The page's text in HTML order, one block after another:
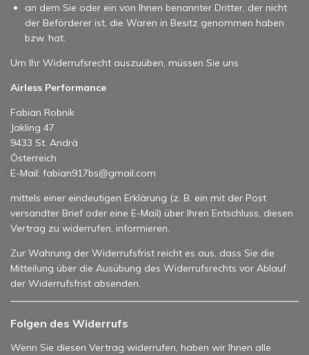
an dem Sie oder ein von Ihnen benannter Dritter, der nicht
der Beförderer ist, die Waren in Besitz genommen haben
bzw. hat.
Um Ihr Widerrufsrecht auszuüben, müssen Sie uns
Airless Performance
Fabian Robnik
Jakling 47
9433 St. Andrä
Österreich
E-Mail: fabian917bs@gmail.com
mittels einer eindeutigen Erklärung (z. B. ein mit der Post
versandter Brief oder eine E-Mail) über Ihren Entschluss, diesen
Vertrag zu widerrufen, informieren.
Zur Wahrung der Widerrufsfrist reicht es aus, dass Sie die
Mitteilung über die Ausübung des Widerrufsrechts vor Ablauf
der Widerrufsfrist absenden.
Folgen des Widerrufs
Wenn Sie diesen Vertrag widerrufen, haben wir Ihnen alle